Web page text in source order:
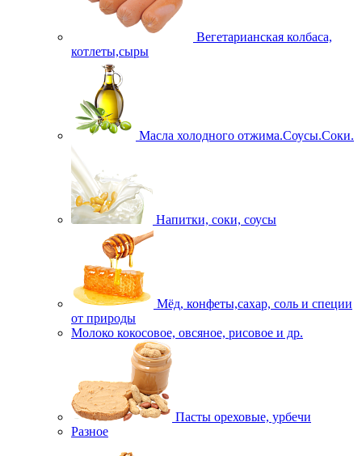
Вегетарианская колбаса,
котлеты,сыры
Масла холодного отжима.Соусы.Соки.
Напитки, соки, соусы
Мёд, конфеты,сахар, соль и специи
от природы
Молоко кокосовое, овсяное, рисовое и др.
Пасты ореховые, урбечи
Разное